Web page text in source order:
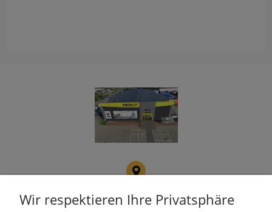
ul. Rudzka 107, 47-400
Wir respektieren Ihre Privatsphäre